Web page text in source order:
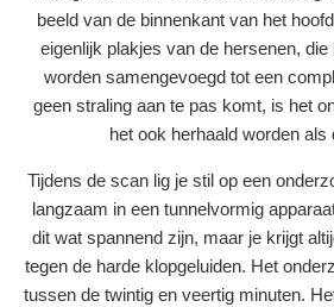
beeld van de binnenkant van het
eigenlijk plakjes van de hersenen,
worden samengevoegd tot een
geen straling aan te pas komt, is het
het ook herhaald worden als
Tijdens de scan lig je stil op een
langzaam in een tunnelvormig
dit wat spannend zijn, maar je krijgt
tegen de harde klopgeluiden. Het
tussen de twintig en veertig minuten.